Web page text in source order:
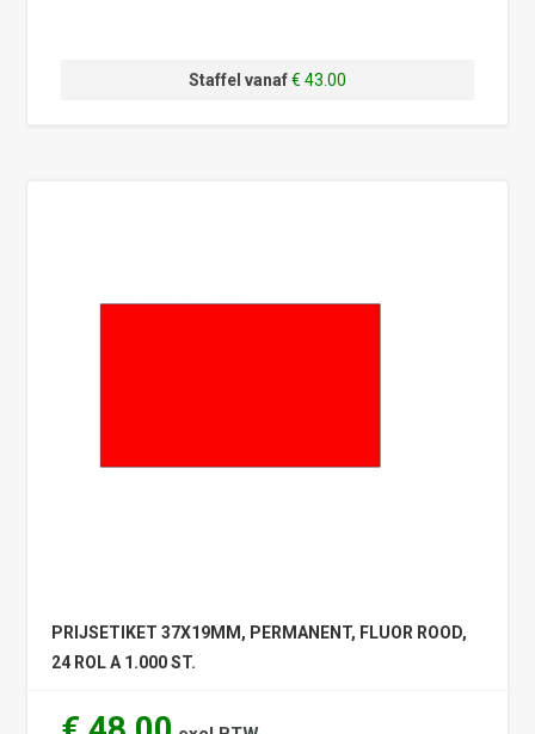
Staffel vanaf€ 43.00
PRIJSETIKET 37X19MM, PERMANENT, FLUOR ROOD,
24 ROL A 1.000 ST.